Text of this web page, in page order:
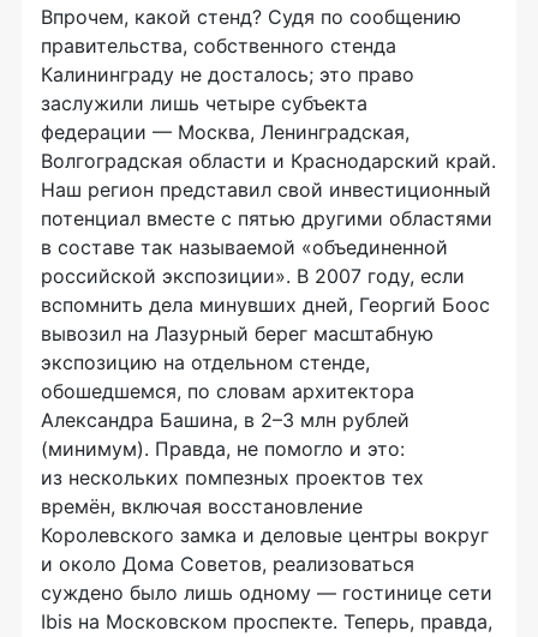
Впрочем, какой стенд? Судя по сообщению
правительства, собственного стенда
Калининграду не досталось; это право
заслужили лишь четыре субъекта
федерации — Москва, Ленинградская,
Волгоградская области и Краснодарский край.
Наш регион представил свой инвестиционный
потенциал вместе с пятью другими областями
в составе так называемой «объединенной
российской экспозиции». В 2007 году, если
вспомнить дела минувших дней, Георгий Боос
вывозил на Лазурный берег масштабную
экспозицию на отдельном стенде,
обошедшемся, по словам архитектора
Александра Башина, в 2–3 млн рублей
(минимум). Правда, не помогло и это:
из нескольких помпезных проектов тех
времён, включая восстановление
Королевского замка и деловые центры вокруг
и около Дома Советов, реализоваться
суждено было лишь одному — гостинице сети
Ibis на Московском проспекте. Теперь, правда,